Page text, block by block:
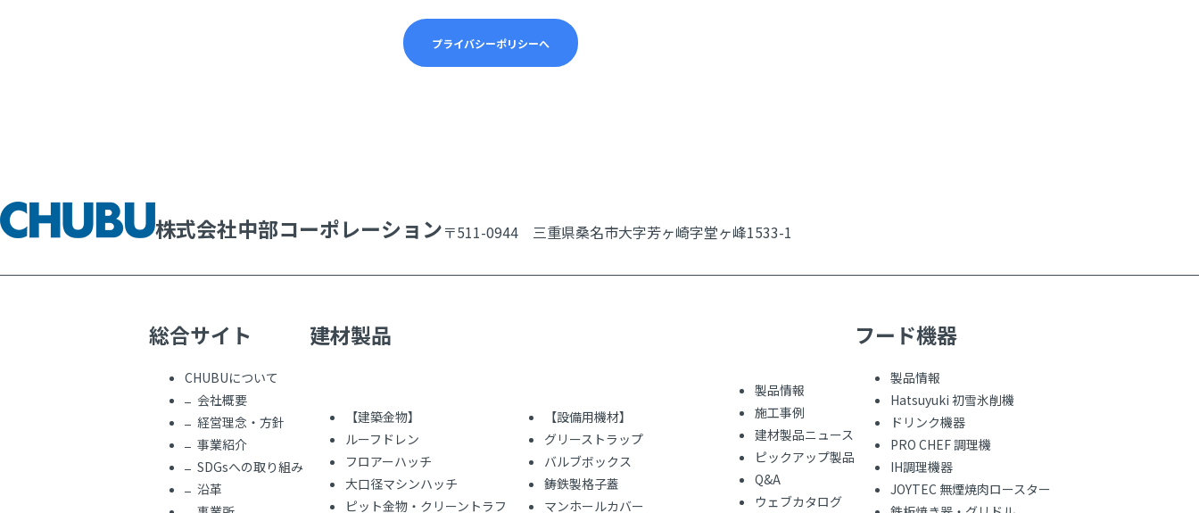
プライバシーポリシーへ
株式会社中部コーポレーション〒511-0944 三重県桑名市大字芳ヶ崎字堂ヶ峰1533-1
総合サイト
CHUBUについて
会社概要
経営理念・方針
事業紹介
SDGsへの取り組み
沿革
建材製品
【建築金物】
ルーフドレン
フロアーハッチ
大口径マシンハッチ
ピット金物・クリーントラフ
【設備用機材】
グリーストラップ
バルブボックス
鋳鉄製格子蓋
マンホールカバー
製品情報
施工事例
建材製品ニュース
ピックアップ製品
Q&A
ウェブカタログ
フード機器
製品情報
Hatsuyuki 初雪氷削機
ドリンク機器
PRO CHEF 調理機
IH調理機器
JOYTEC 無煙焼肉ロースター